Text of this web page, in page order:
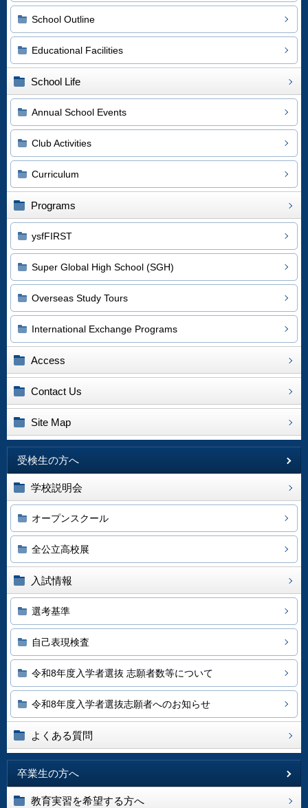
School Outline
Educational Facilities
School Life
Annual School Events
Club Activities
Curriculum
Programs
ysfFIRST
Super Global High School (SGH)
Overseas Study Tours
International Exchange Programs
Access
Contact Us
Site Map
受検生の方へ
学校説明会
オープンスクール
全公立高校展
入試情報
選考基準
自己表現検査
令和8年度入学者選抜 志願者数等について
令和8年度入学者選抜志願者へのお知らせ
よくある質問
卒業生の方へ
教育実習を希望する方へ